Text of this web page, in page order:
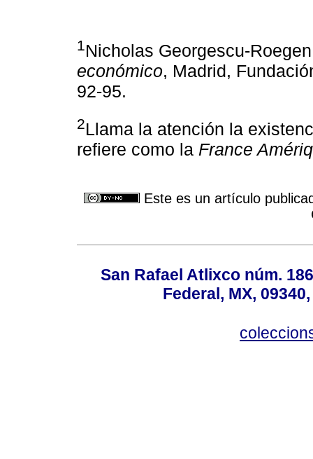
1Nicholas Georgescu-
económico, Madrid,
92-95.
2Llama la atención la
refiere como la France
Este es un artículo
San Rafael Atlixco núm.
Federal, MX,